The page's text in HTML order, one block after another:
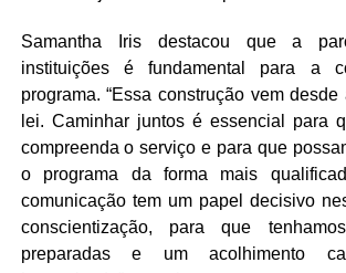
Samantha Iris destacou que a
instituições é fundamental para a
programa. “Essa construção vem
lei. Caminhar juntos é essencial para
compreenda o serviço e para que
o programa da forma mais
comunicação tem um papel decisivo
conscientização, para que
preparadas e um acolhimento